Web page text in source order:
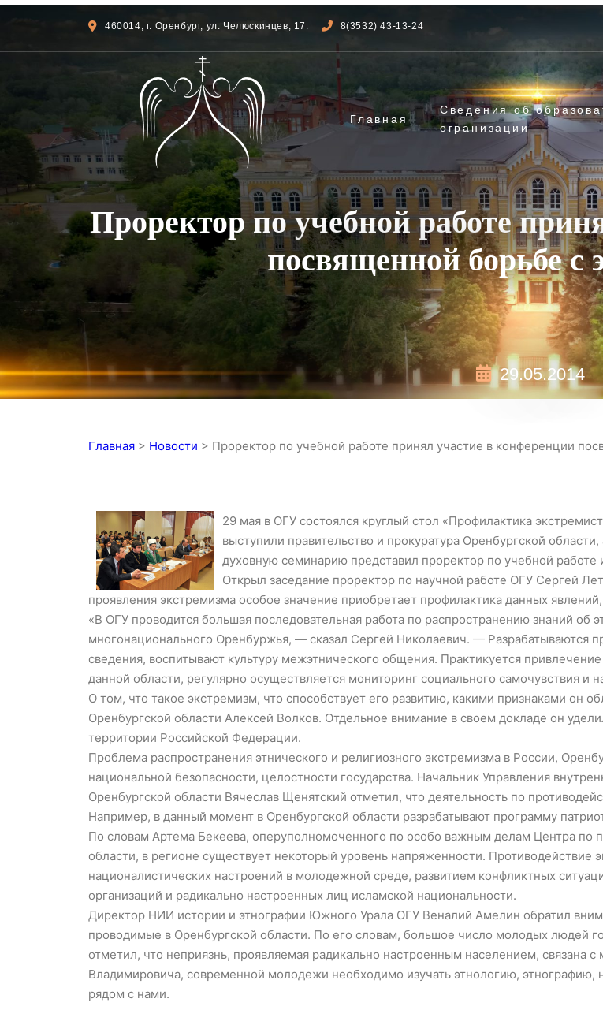
460014, г. Оренбург, ул. Челюскинцев, 17. 8(3532) 43-13-24
Главная
Сведения об
огранизации
Проректор по учебной работе
посвященной борьбе с
29.05.2014
Главная > Новости > Проректор по учебной работе принял участие в конференции
29 мая в ОГУ состоялся круглый стол «Профилактика
выступили правительство и прокуратура Оренбургской
духовную семинарию представил проректор по учебной работе
Открыл заседание проректор по научной работе ОГУ Сергей
проявления экстремизма особое значение приобретает профилактика данных
«В ОГУ проводится большая последовательная работа по распространению знаний об
многонационального Оренбуржья, — сказал Сергей Николаевич. — Разрабатываются
сведения, воспитывают культуру межэтнического общения. Практикуется
данной области, регулярно осуществляется мониторинг социального самочувствия
О том, что такое экстремизм, что способствует его развитию, какими признаками он
Оренбургской области Алексей Волков. Отдельное внимание в своем докладе он
территории Российской Федерации.
Проблема распространения этнического и религиозного экстремизма в России,
национальной безопасности, целостности государства. Начальник Управления
Оренбургской области Вячеслав Щенятский отметил, что деятельность по
Например, в данный момент в Оренбургской области разрабатывают программу
По словам Артема Бекеева, оперуполномоченного по особо важным делам Центра по
области, в регионе существует некоторый уровень напряженности. Противодействие
националистических настроений в молодежной среде, развитием конфликтных
организаций и радикально настроенных лиц исламской национальности.
Директор НИИ истории и этнографии Южного Урала ОГУ Веналий Амелин обратил
проводимые в Оренбургской области. По его словам, большое число молодых людей
отметил, что неприязнь, проявляемая радикально настроенным населением,
Владимировича, современной молодежи необходимо изучать этнологию,
рядом с нами.